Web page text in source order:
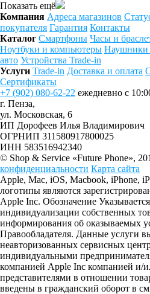
Показать ещё
Компания Адреса магазинов
покупателя Гарантия Контакты
Каталог Смартфоны Часы и
Ноутбуки и компьютеры Наушники
авто Устройства Trade-in
Услуги Trade-in Доставка и оплата
Сертификаты
+7 (902) 080-62-22 ежедневно с
г. Пенза,
ул. Московская, 6
ИП Дорофеев Илья Владимирович
ОГРНИП 311580917800025
ИНН 583516942340
© Shop & Service «Future Phone»,
конфиденциальности Карта сайта
Apple, Mac, iOS, Macbook, iPhone,
логотипы являются
Apple Inc. Обозначение
индивидуализации собственных
информирования об оказываемых
Правообладателя. Данные услуги
неавторизованных сервисных
индивидуальными
компанией Apple Inc компанией и/
представителями в отношении
введены в гражданский оборот в